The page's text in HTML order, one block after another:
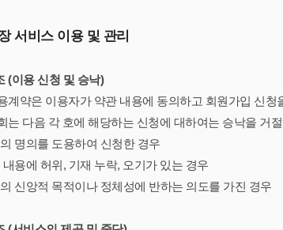
서비스 이용 및 관리
(이용 신청 및 승낙)
계약은 이용자가 약관 내용에 동의하고 회원가입 신청
는 다음 각 호에 해당하는 신청에 대하여는 승낙을 거
명의를 도용하여 신청한 경우
내용에 허위, 기재 누락, 오기가 있는 경우
신앙적 목적이나 정체성에 반하는 의도를 가진 경우